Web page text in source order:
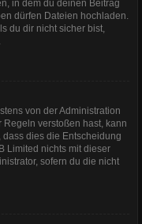
in dem du deinen Beitrag
dürfen Dateien hochladen.
du dir nicht sicher bist,
von der Administration
verstoßen hast, kann
dies die Entscheidung
Limited nichts mit dieser
sofern du die nicht